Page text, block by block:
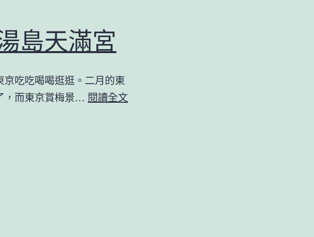
島天滿宮
吃吃喝喝逛逛。二月的東
，而東京賞梅景… 閱讀全文